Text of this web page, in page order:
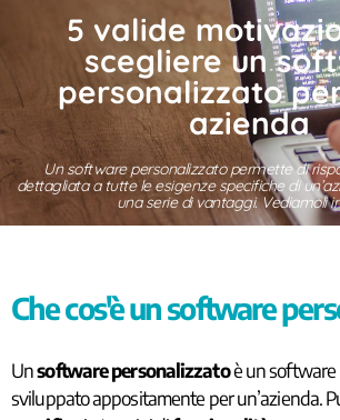
5 valide
scegliere un
personalizzato
azienda
Un software personalizzato permette di
dettagliata a tutte le esigenze specifiche di
una serie di vantaggi. Vediamoli
Che cos'è un software
Unsoftware personalizzatoè un software
sviluppato appositamente per un’azienda.